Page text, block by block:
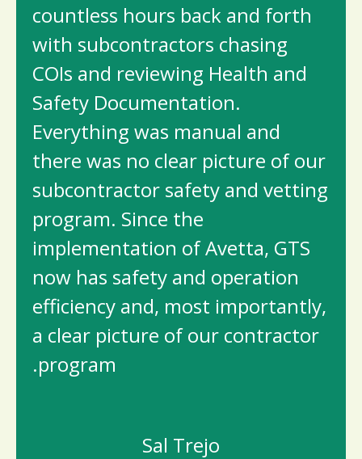
countless hours back and forth
with subcontractors chasing
COIs and reviewing Health and
Safety Documentation.
Everything was manual and
there was no clear picture of our
subcontractor safety and vetting
program. Since the
implementation of Avetta, GTS
now has safety and operation
efficiency and, most importantly,
a clear picture of our contractor
program.
Sal Trejo